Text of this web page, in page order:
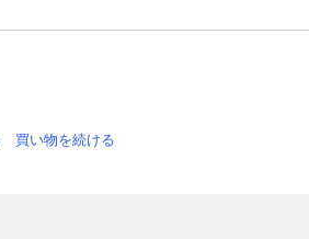
買い物を続ける